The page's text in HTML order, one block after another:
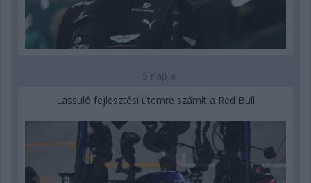
5 napja
Lassuló fejlesztési ütemre számít a Red Bull